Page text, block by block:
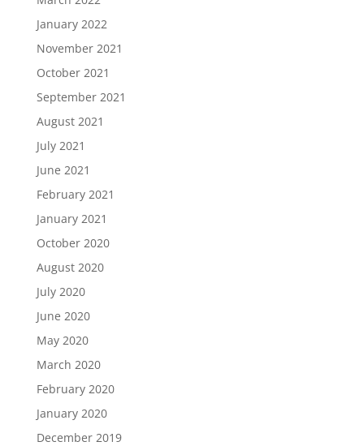
January 2022
November 2021
October 2021
September 2021
August 2021
July 2021
June 2021
February 2021
January 2021
October 2020
August 2020
July 2020
June 2020
May 2020
March 2020
February 2020
January 2020
December 2019